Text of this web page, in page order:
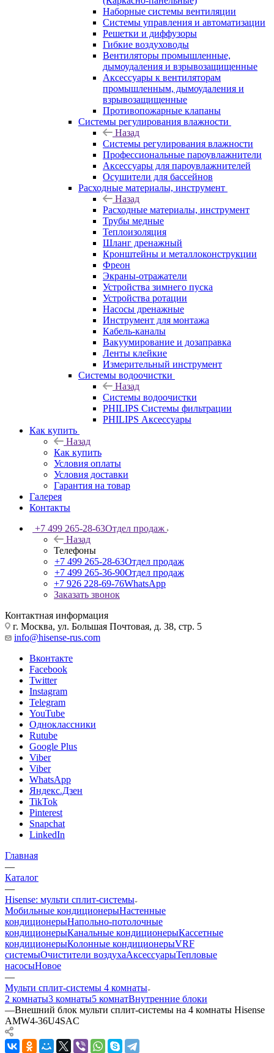
Наборные системы вентиляции
Системы управления и автоматизации
Решетки и диффузоры
Гибкие воздуховоды
Вентиляторы промышленные,
дымоудаления и взрывозащищенные
Аксессуары к вентиляторам
промышленным, дымоудаления и
взрывозащищенные
Противопожарные клапаны
Системы регулирования влажности
Назад
Системы регулирования влажности
Профессиональные пароувлажнители
Аксессуары для пароувлажнителей
Осушители для бассейнов
Расходные материалы, инструмент
Назад
Расходные материалы, инструмент
Трубы медные
Теплоизоляция
Шланг дренажный
Кронштейны и металлоконструкции
Фреон
Экраны-отражатели
Устройства зимнего пуска
Устройства ротации
Насосы дренажные
Инструмент для монтажа
Кабель-каналы
Вакуумирование и дозаправка
Ленты клейкие
Измерительный инструмент
Системы водоочистки
Назад
Системы водоочистки
PHILIPS Системы фильтрации
PHILIPS Аксессуары
Как купить
Назад
Как купить
Условия оплаты
Условия доставки
Гарантия на товар
Галерея
Контакты
+7 499 265-28-63Отдел продаж
Назад
Телефоны
+7 499 265-28-63Отдел продаж
+7 499 265-36-90Отдел продаж
+7 926 228-69-76WhatsApp
Заказать звонок
Контактная информация
г. Москва, ул. Большая Почтовая, д. 38, стр. 5
info@hisense-rus.com
Вконтакте
Facebook
Twitter
Instagram
Telegram
YouTube
Одноклассники
Rutube
Google Plus
Viber
Viber
WhatsApp
Яндекс.Дзен
TikTok
Pinterest
Snapchat
LinkedIn
Главная
—
Каталог
—
Hisense: мульти сплит-системы
Мобильные кондиционерыНастенные
кондиционерыНапольно-потолочные
кондиционерыКанальные кондиционерыКассетные
кондиционерыКолонные кондиционерыVRF
системыОчистители воздухаАксессуарыТепловые
насосыНовое
—
Мульти сплит-системы 4 комнаты
2 комнаты3 комнаты5 комнатВнутренние блоки
—Внешний блок мульти сплит-системы на 4 комнаты Hisense
AMW4-36U4SAC